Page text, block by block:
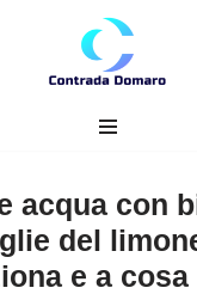
acqua con
del
e a cosa